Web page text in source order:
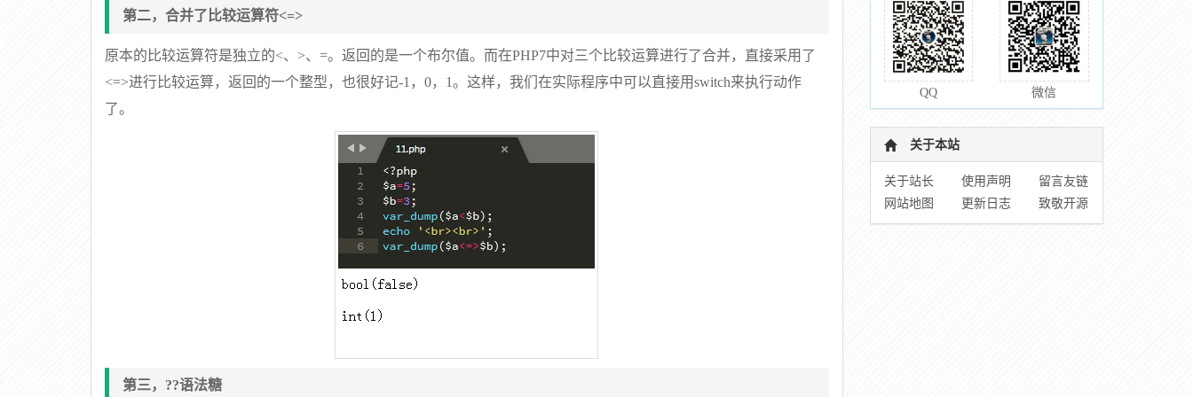
第二，合并了比较运算符<=>
原本的比较运算符是独立的<、>、=。返回的是一个布尔值。而在PHP7中对三个比较运算进行了合并，直接采用了
<=>进行比较运算，返回的一个整型，也很好记-1，0，1。这样，我们在实际程序中可以直接用switch来执行动作
了。
第三，??语法糖
QQ 微信
关于本站
关于站长 使用声明
留言友链
网站地图
更新日志 致敬开源